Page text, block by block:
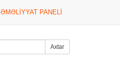
ƏMƏLIYYAT PANELI
Axtar